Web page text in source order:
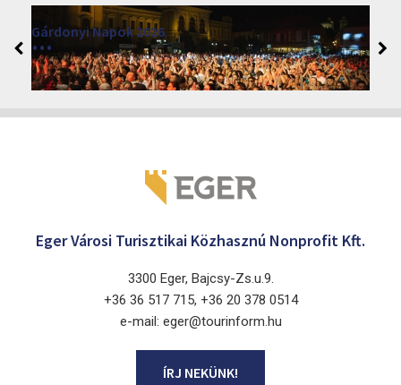
Gárdonyi Napok 2026
2026. augusztus 3 - 7.
Eger 3300
Eger Városi Turisztikai Közhasznú Nonprofit Kft.
3300 Eger, Bajcsy-Zs.u.9.
+36 36 517 715, +36 20 378 0514
e-mail: eger@tourinform.hu
ÍRJ NEKÜNK!